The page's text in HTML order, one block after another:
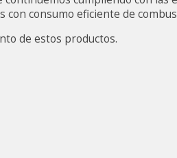
con consumo eficiente de
de estos productos.